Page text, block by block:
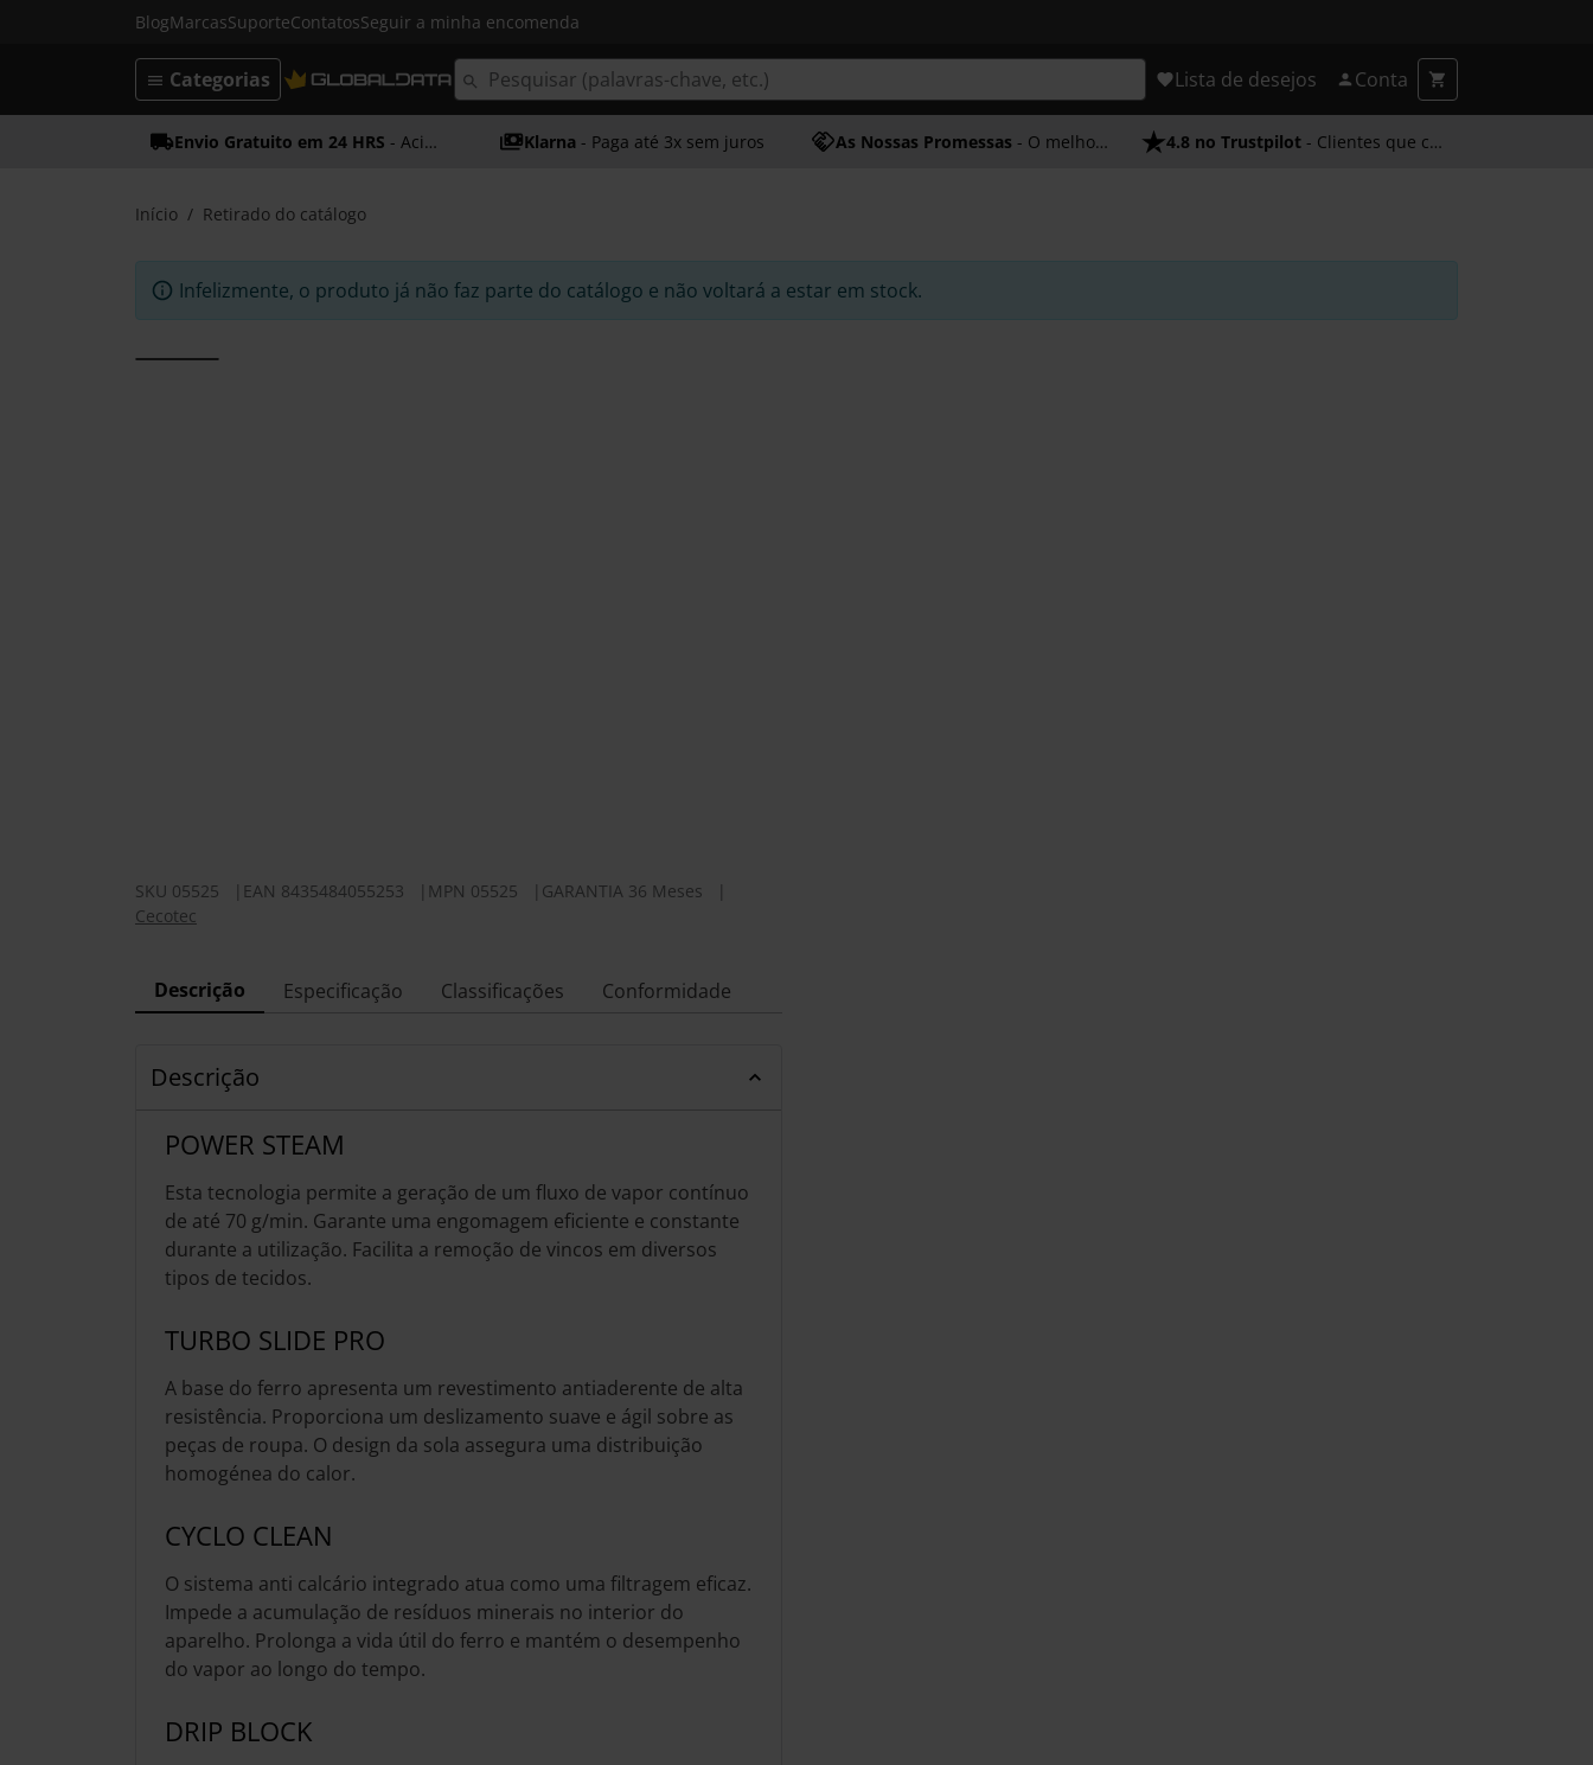
BlogMarcasSuporteContatosSeguir a minha encomenda
Lista de desejos Conta
Categorias
Envio Gratuito em 24 HRS - Acima dos 50€ Klarna - Paga até 3x sem juros As Nossas Promessas - O melhor atendimento 4.8 no Trustpilot - Clientes que confiam em nós
Início Retirado do catálogo
Infelizmente, o produto já não faz parte do catálogo e não voltará a estar em stock.
SKU 05525 EAN 8435484055253 MPN 05525 GARANTIA 36 Meses
Cecotec
Descrição Especificação Classificações Conformidade
Descrição
POWER STEAM
Esta tecnologia permite a geração de um fluxo de vapor contínuo
de até 70 g/min. Garante uma engomagem eficiente e constante
durante a utilização. Facilita a remoção de vincos em diversos
tipos de tecidos.
TURBO SLIDE PRO
A base do ferro apresenta um revestimento antiaderente de alta
resistência. Proporciona um deslizamento suave e ágil sobre as
peças de roupa. O design da sola assegura uma distribuição
homogénea do calor.
CYCLO CLEAN
O sistema anti calcário integrado atua como uma filtragem eficaz.
Impede a acumulação de resíduos minerais no interior do
aparelho. Prolonga a vida útil do ferro e mantém o desempenho
do vapor ao longo do tempo.
DRIP BLOCK